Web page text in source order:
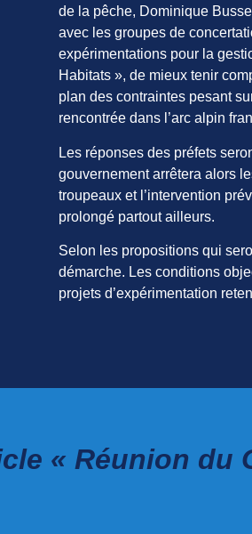
de la pêche, Dominique
avec les groupes de
expérimentations pour la
Habitats », de mieux tenir
plan des contraintes pesant
rencontrée dans l’arc alpin
Les réponses des préfets
gouvernement arrêtera alors
troupeaux et l’intervention
prolongé partout ailleurs.
Selon les propositions qui
démarche. Les conditions
projets d’expérimentation
« Réunion du